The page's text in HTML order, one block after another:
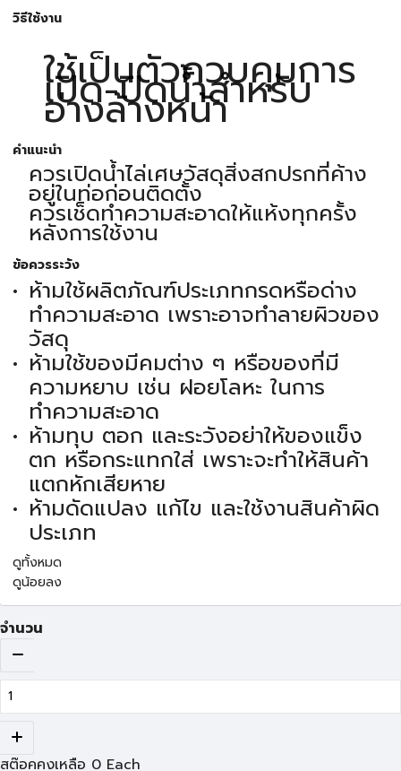
วิธีใช้งาน
ใช้เป็นตัวควบคุมการ
เปิด-ปิดน้ำสำหรับ
อ่างล้างหน้า
คำแนะนำ
ควรเปิดน้ำไล่เศษวัสดุสิ่งสกปรกที่ค้าง
อยู่ในท่อก่อนติดตั้ง
ควรเช็ดทำความสะอาดให้แห้งทุกครั้ง
หลังการใช้งาน
ข้อควรระวัง
ห้ามใช้ผลิตภัณฑ์ประเภทกรดหรือด่าง
ทำความสะอาด เพราะอาจทำลายผิวของ
วัสดุ
ห้ามใช้ของมีคมต่าง ๆ หรือของที่มี
ความหยาบ เช่น ฝอยโลหะ ในการ
ทำความสะอาด
ห้ามทุบ ตอก และระวังอย่าให้ของแข็ง
ตก หรือกระแทกใส่ เพราะจะทำให้สินค้า
แตกหักเสียหาย
ห้ามดัดแปลง แก้ไข และใช้งานสินค้าผิด
ประเภท
ดูทั้งหมด
ดูน้อยลง
จำนวน
สต๊อคคงเหลือ 0 Each